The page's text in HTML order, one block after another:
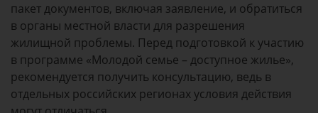
пакет документов, включая заявление, и обратиться
в органы местной власти для разрешения
жилищной проблемы. Перед подготовкой к участию
в программе «Молодой семье – доступное жилье»,
рекомендуется получить консультацию, ведь в
отдельных российских регионах условия действия